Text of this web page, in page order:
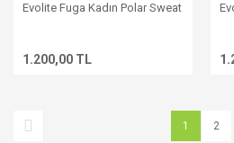
Evolite Fuga Kadın Polar Sweat
1.200,00 TL
1 2